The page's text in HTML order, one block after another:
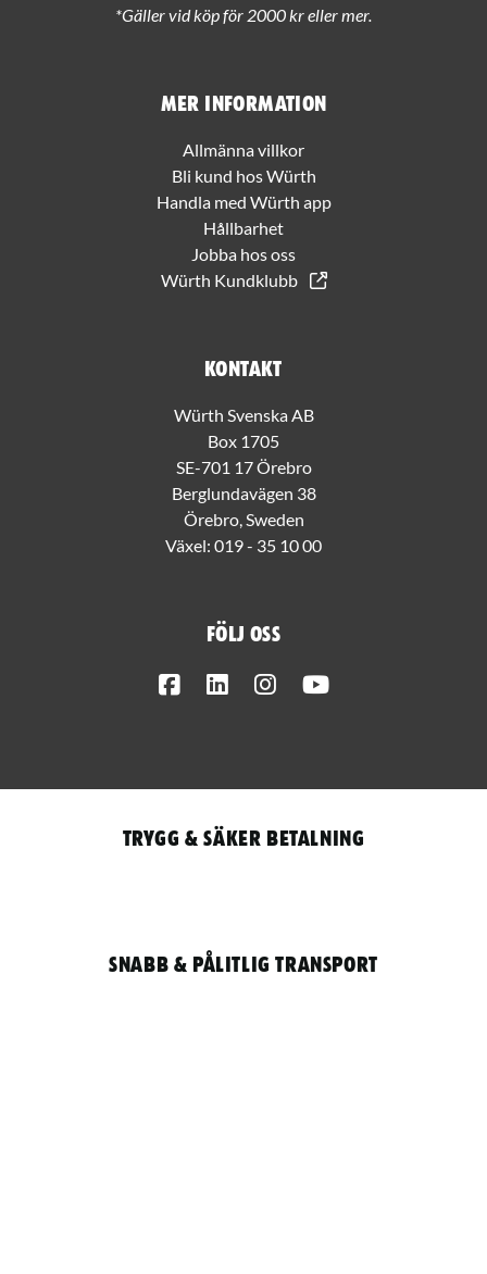
Mer information
Allmänna villkor
Bli kund hos Würth
Handla med Würth app
Hållbarhet
Jobba hos oss
Würth Kundklubb
Kontakt
Würth Svenska AB
Box 1705
SE-701 17 Örebro
Berglundavägen 38
Örebro, Sweden
Växel: 019 - 35 10 00
Följ oss
FacebookLinkedInInstagram
*Gäller vid köp för 2000 kr eller mer.
Trygg & säker betalning
Snabb & pålitlig transport